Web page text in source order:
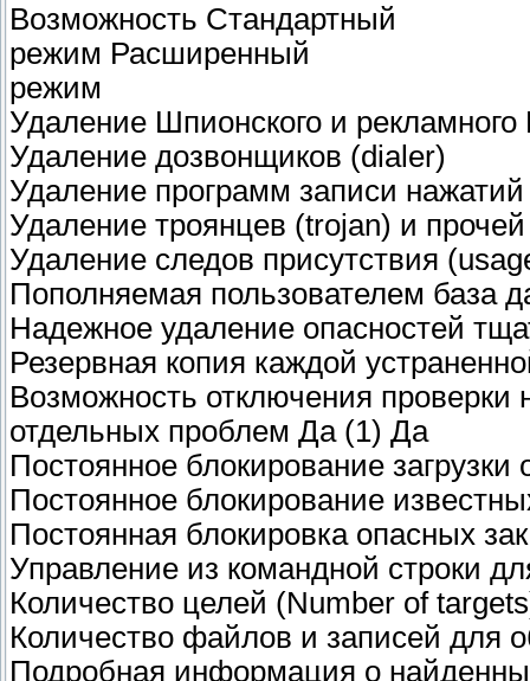
Возможность Стандартный
режим Расширенный
режим
Удаление Шпионского и
Удаление дозвонщиков (dialer)
Удаление программ записи
Удаление троянцев (trojan) и прочей
Удаление следов присутствия
Пополняемая пользователем база
Надежное удаление опасностей
Резервная копия каждой
Возможность отключения проверки
отдельных проблем Да (1) Да
Постоянное блокирование
Постоянное блокирование
Постоянная блокировка опасных
Управление из командной строки
Количество целей (Number of
Количество файлов и записей для
Подробная информация о